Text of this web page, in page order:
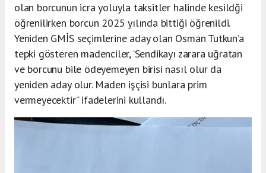
olan borcunun icra yoluyla taksitler halinde kesildği
öğrenilirken borcun 2025 yılında bittiği öğrenildi.
Yeniden GMİS seçimlerine aday olan Osman Tutkun’a
tepki gösteren madenciler, ‘Sendikayı zarara uğratan
ve borcunu bile ödeyemeyen birisi nasıl olur da
yeniden aday olur. Maden işçisi bunlara prim
vermeyecektir” ifadelerini kullandı.